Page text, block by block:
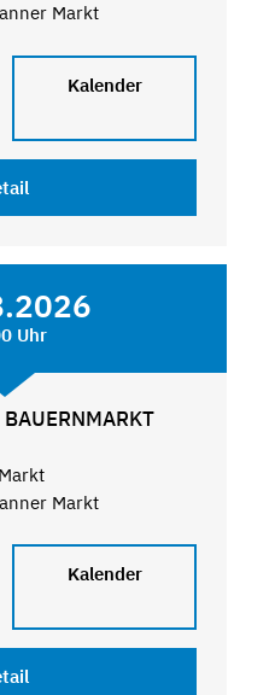
Markt
Kalender
Uhr
Markt
Markt
Kalender